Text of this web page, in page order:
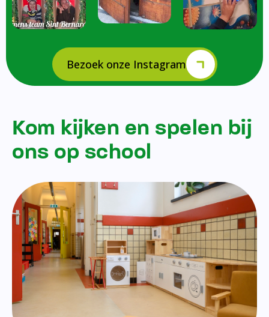
Bezoek onze Instagram
Kom kijken en spelen bij
ons op school